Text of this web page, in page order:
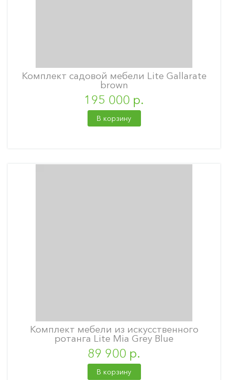
Комплект садовой мебели Lite Gallarate
brown
195 000 р.
В корзину
Комплект мебели из искусственного
ротанга Lite Mia Grey Blue
89 900 р.
В корзину